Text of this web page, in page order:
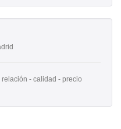
- calidad - precio